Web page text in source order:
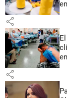
share
share